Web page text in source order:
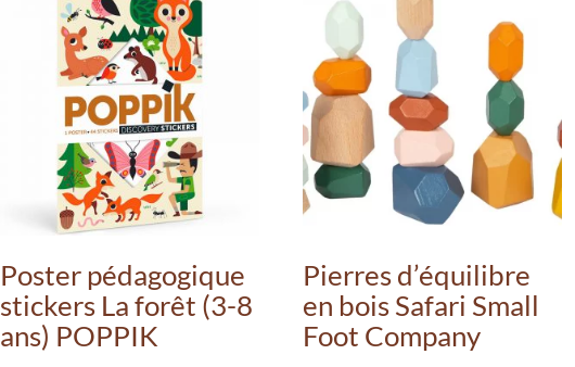
Poster pédagogique
stickers La forêt (3-8
ans) POPPIK
Pierres d’équilibre
en bois Safari Small
Foot Company